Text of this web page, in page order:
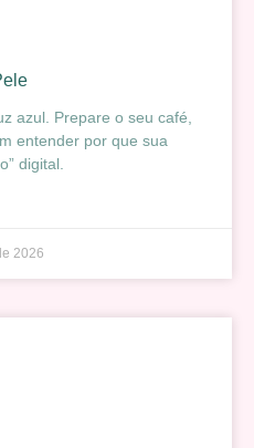
azul. Prepare o seu café,
entender por que sua
digital.
2026